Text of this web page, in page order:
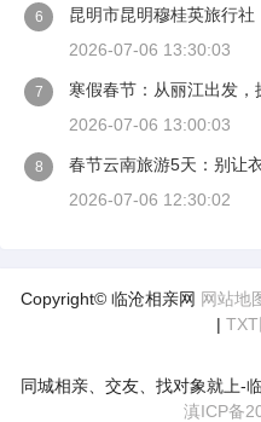
6
昆明市昆明穆桂英旅行
2026-07-06 13:30:03
7
寒假春节：从丽江出发
2026-07-06 13:00:03
8
春节云南旅游5天：别让
2026-07-06 12:30:02
Copyright© 临沧相亲网 网站地
| TXT
同城相亲、交友、找对象就上-
滇ICP备